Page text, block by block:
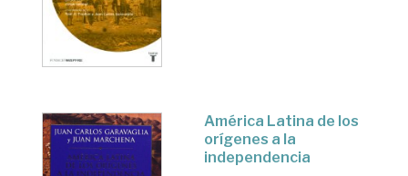
América Latina de los
orígenes a la
independencia